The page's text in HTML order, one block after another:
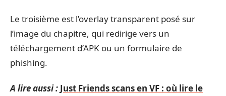
Le troisième est l’overlay transparent posé sur
l’image du chapitre, qui redirige vers un
téléchargement d’APK ou un formulaire de
phishing.
A lire aussi : Just Friends scans en VF : où lire le